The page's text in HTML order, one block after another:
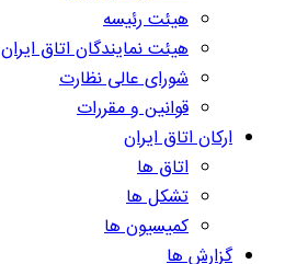
هیئت رئیسه
هیئت نمایندگان اتاق ایران
شورای عالی نظارت
قوانین و مقررات
ارکان اتاق ایران
اتاق ها
تشکل ها
کمیسیون ها
گزارش ها